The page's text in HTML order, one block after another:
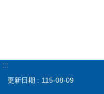
:::
更新日期 115-08-09